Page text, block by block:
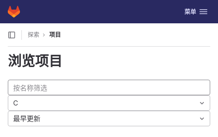
Skip to content
GitLab 切换导航
菜单
探索 项目
浏览项目
C
最早更新